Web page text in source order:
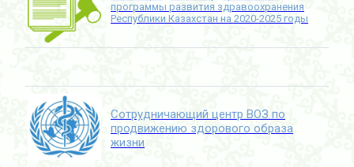
программы развития здравоохранения
Республики Казахстан на 2020-2025 годы
Сотрудничающий центр ВОЗ по
продвижению здорового образа
жизни